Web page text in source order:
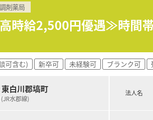
る同企業≫
・総合病院を中心とした門前薬局への出
学病院総数に対する出店割合 約50%
の実施実績 90%以上
け薬剤師の在籍店舗割合 86%
いて≫
総合病院の門前薬局を中心に、全都道府
貫して真の医薬分業を企業理念として掲
調剤薬局
高時給2,500円優遇≫時間
可含む) 新卒可 未経験可 ブランク可
白川郡塙町
水郡線)
法人名